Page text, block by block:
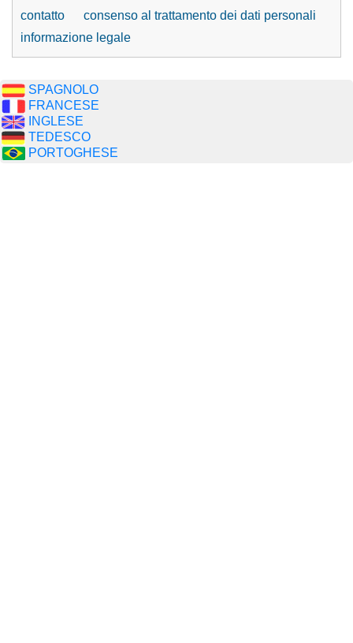
contatto
consenso al trattamento dei dati personali
informazione legale
SPAGNOLO
FRANCESE
INGLESE
TEDESCO
PORTOGHESE